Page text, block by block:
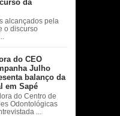
da
alcançados pela
o discurso
do CEO
Julho
balanço da
em Sapé
do Centro de
Odontológicas
...